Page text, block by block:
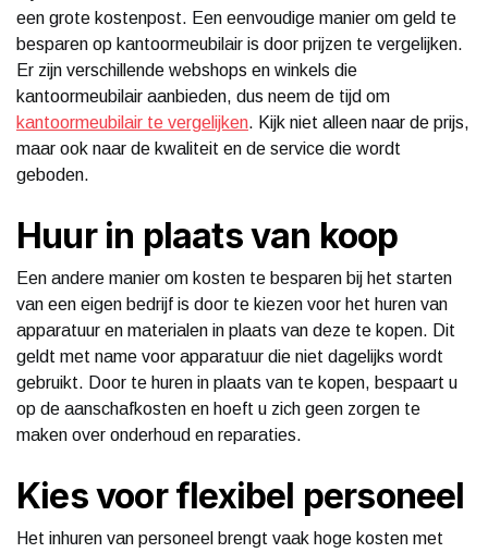
een grote kostenpost. Een eenvoudige manier om geld te
besparen op kantoormeubilair is door prijzen te vergelijken.
Er zijn verschillende webshops en winkels die
kantoormeubilair aanbieden, dus neem de tijd om
kantoormeubilair te vergelijken. Kijk niet alleen naar de prijs,
maar ook naar de kwaliteit en de service die wordt
geboden.
Huur in plaats van koop
Een andere manier om kosten te besparen bij het starten
van een eigen bedrijf is door te kiezen voor het huren van
apparatuur en materialen in plaats van deze te kopen. Dit
geldt met name voor apparatuur die niet dagelijks wordt
gebruikt. Door te huren in plaats van te kopen, bespaart u
op de aanschafkosten en hoeft u zich geen zorgen te
maken over onderhoud en reparaties.
Kies voor flexibel personeel
Het inhuren van personeel brengt vaak hoge kosten met